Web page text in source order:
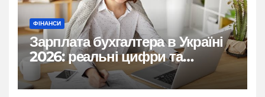
ФІНАНСИ
Зарплата бухгалтера в Україні
2026: реальні цифри та
нюанси